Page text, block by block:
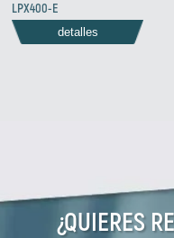
LPX400-E
detalles
¿QUIERES